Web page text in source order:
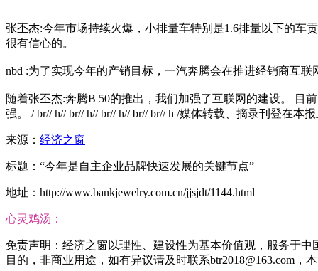
张丕杰:今年市场持续火爆，小排量车特别是1.6排量以下的车
很有信心的。
nbd :为了实现今年的产销目标，一汽奔腾会在推进经销商互联
随着张丕杰:奔腾B 50的推出，我们加强了互联网的建设。 目
强。 / br// h// br// h// br// h// br// br// h /媒体转载、摘录刊登在本
来源： 经济之窗
标题：“今年是自主企业品牌快速发展的关键节点”
地址：http://www.bankjewelry.com.cn/jjsjdt/1144.html
心灵鸡汤：
免责声明：经济之窗以理性、建设性为基本价值观，服务于
目的，非商业用途，如有异议请及时联系btr2018@163.com，